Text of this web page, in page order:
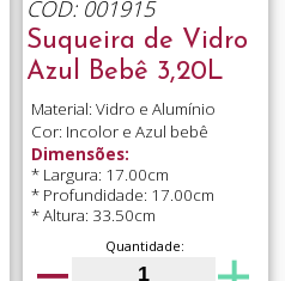
COD: 001915
Suqueira de Vidro
Azul Bebê 3,20L
Material: Vidro e Alumínio
Cor: Incolor e Azul bebê
Dimensões:
* Largura: 17.00cm
* Profundidade: 17.00cm
* Altura: 33.50cm
Quantidade: